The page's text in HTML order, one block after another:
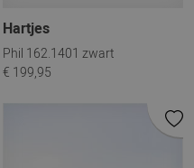
Hartjes
Phil 162.1401 zwart
€ 199,95